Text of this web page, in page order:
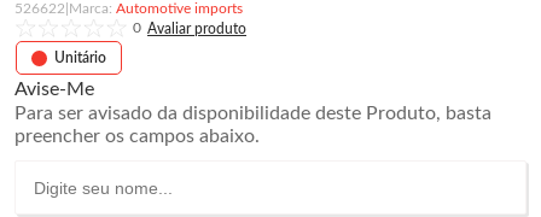
526622
Automotive imports
0
Unitário
Avise-Me
Para ser avisado da disponibilidade deste Produto, basta
preencher os campos abaixo.